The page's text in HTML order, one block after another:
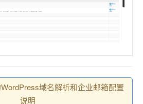
域名解析和企业邮箱配置
说明